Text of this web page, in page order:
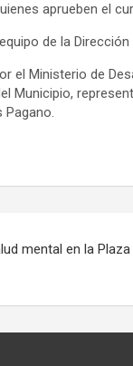
aprueben el
de la
el Ministerio de
Municipio,
Pagano.
mental en la Plaza